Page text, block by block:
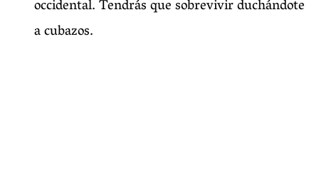
occidental. Tendrás que sobrevivir duchándote
a cubazos.